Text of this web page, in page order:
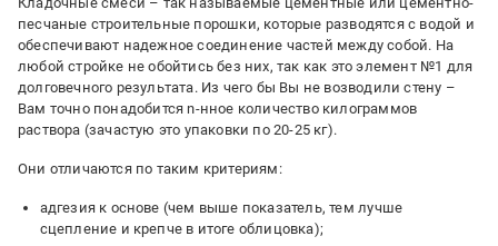
Недостатки:
Взагалі не підходить для мурування!
песчаные строительные порошки, которые разводятся с водой и
обеспечивают надежное соединение частей между собой. На
любой стройке не обойтись без них, так как это элемент №1 для
долговечного результата. Из чего бы Вы не возводили стену –
Вам точно понадобится n-нное количество килограммов
раствора (зачастую это упаковки по 20-25 кг).
Они отличаются по таким критериям:
адгезия к основе (чем выше показатель, тем лучше
сцепление и крепче в итоге облицовка);